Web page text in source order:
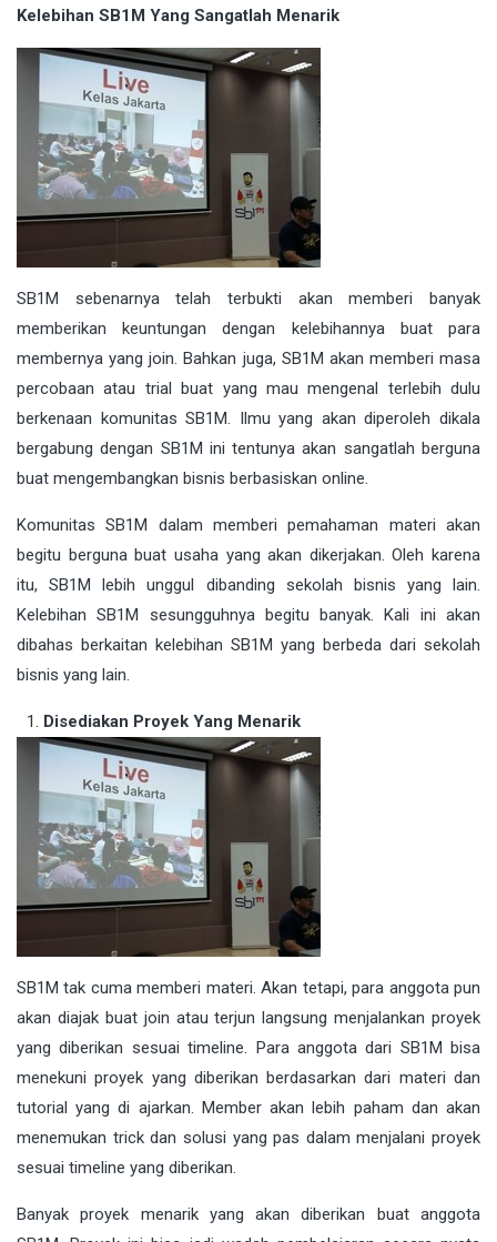
Kelebihan SB1M Yang Sangatlah Menarik
SB1M sebenarnya telah terbukti akan memberi banyak
memberikan keuntungan dengan kelebihannya buat para
membernya yang join. Bahkan juga, SB1M akan memberi masa
percobaan atau trial buat yang mau mengenal terlebih dulu
berkenaan komunitas SB1M. Ilmu yang akan diperoleh dikala
bergabung dengan SB1M ini tentunya akan sangatlah berguna
buat mengembangkan bisnis berbasiskan online.
Komunitas SB1M dalam memberi pemahaman materi akan
begitu berguna buat usaha yang akan dikerjakan. Oleh karena
itu, SB1M lebih unggul dibanding sekolah bisnis yang lain.
Kelebihan SB1M sesungguhnya begitu banyak. Kali ini akan
dibahas berkaitan kelebihan SB1M yang berbeda dari sekolah
bisnis yang lain.
Disediakan Proyek Yang Menarik
SB1M tak cuma memberi materi. Akan tetapi, para anggota pun
akan diajak buat join atau terjun langsung menjalankan proyek
yang diberikan sesuai timeline. Para anggota dari SB1M bisa
menekuni proyek yang diberikan berdasarkan dari materi dan
tutorial yang di ajarkan. Member akan lebih paham dan akan
menemukan trick dan solusi yang pas dalam menjalani proyek
sesuai timeline yang diberikan.
Banyak proyek menarik yang akan diberikan buat anggota